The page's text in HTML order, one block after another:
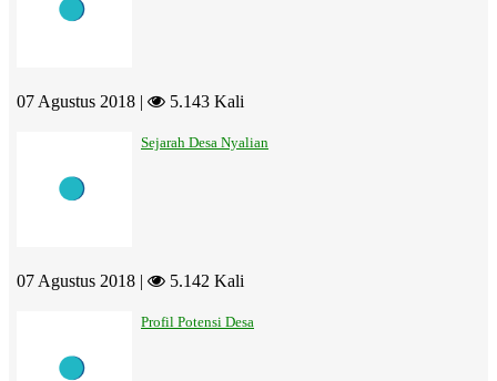
07 Agustus 2018 | 5.143 Kali
Sejarah Desa Nyalian
07 Agustus 2018 | 5.142 Kali
Profil Potensi Desa